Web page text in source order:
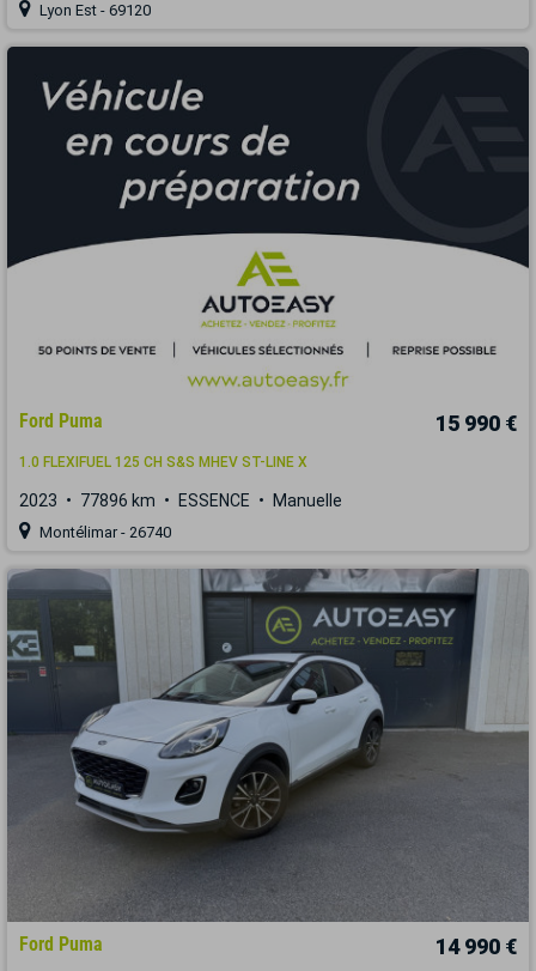
Lyon Est - 69120
Ford Puma 15 990 €
1.0 FLEXIFUEL 125 CH S&S MHEV ST-LINE X
2023 77896 km ESSENCE Manuelle
Montélimar - 26740
Ford Puma 14 990 €